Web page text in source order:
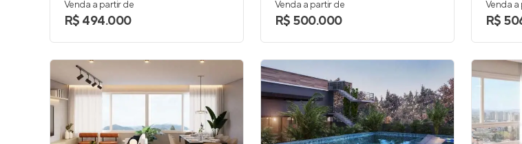
Venda a partir de
R$ 494.000
Venda a partir de
R$ 500.000
Venda a
R$